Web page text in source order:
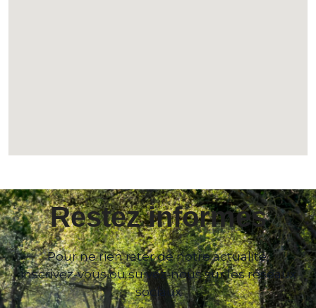
Restez informés
Pour ne rien rater de notre actualité,
inscrivez-vous ou suivez-nous sur les réseaux
sociaux